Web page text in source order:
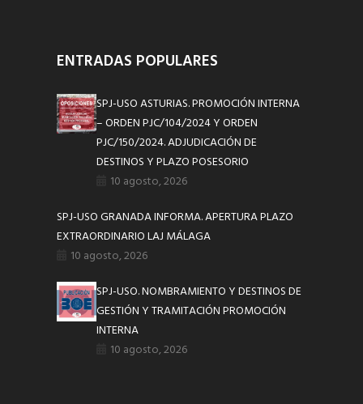
ENTRADAS POPULARES
SPJ-USO ASTURIAS. PROMOCIÓN INTERNA
– ORDEN PJC/104/2024 Y ORDEN
PJC/150/2024. ADJUDICACIÓN DE
DESTINOS Y PLAZO POSESORIO
10 agosto, 2026
SPJ-USO GRANADA INFORMA. APERTURA PLAZO
EXTRAORDINARIO LAJ MÁLAGA
10 agosto, 2026
SPJ-USO. NOMBRAMIENTO Y DESTINOS DE
GESTIÓN Y TRAMITACIÓN PROMOCIÓN
INTERNA
10 agosto, 2026